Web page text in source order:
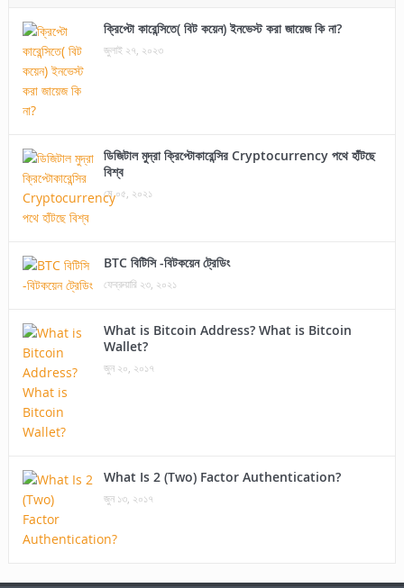
ক্রিপ্টো কারেন্সিতে( বিট কয়েন) ইনভেস্ট করা জায়েজ কি না?
জুলাই ২৭, ২০২৩
ডিজিটাল মুদ্রা ক্রিপ্টোকারেন্সির Cryptocurrency পথে হাঁটছে
বিশ্ব
মে ০৫, ২০২১
BTC বিটিসি -বিটকয়েন ট্রেডিং
ফেব্রুয়ারি ২৩, ২০২১
What is Bitcoin Address? What is Bitcoin
Wallet?
জুন ২০, ২০১৭
What Is 2 (Two) Factor Authentication?
জুন ১৩, ২০১৭